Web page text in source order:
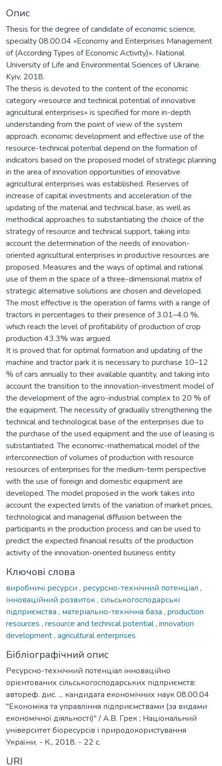
Опис
Thesis for the degree of candidate of economic science,
specialty 08.00.04 «Economy and Enterprises Management
of (According Types of Economic Activity)». National
University of Life and Environmental Sciences of Ukraine.
Kyiv, 2018.
The thesis is devoted to the content of the economic
category «resource and technical potential of innovative
agricultural enterprises» is specified for more in-depth
understanding from the point of view of the system
approach. economic development and effective use of the
resource-technical potential depend on the formation of
indicators based on the proposed model of strategic planning
in the area of innovation opportunities of innovative
agricultural enterprises was established. Reserves of
increase of capital investments and acceleration of the
updating of the material and technical base, as well as
methodical approaches to substantiating the choice of the
strategy of resource and technical support, taking into
account the determination of the needs of innovation-
oriented agricultural enterprises in productive resources are
proposed. Measures and the ways of optimal and rational
use of them in the space of a three-dimensional matrix of
strategic alternative solutions are chosen and developed.
The most effective is the operation of farms with a range of
tractors in percentages to their presence of 3.01–4.0 %,
which reach the level of profitability of production of crop
production 43.3% was argued.
It is proved that for optimal formation and updating of the
machine and tractor park it is necessary to purchase 10–12
% of cars annually to their available quantity, and taking into
account the transition to the innovation-investment model of
the development of the agro-industrial complex to 20 % of
the equipment. The necessity of gradually strengthening the
technical and technological base of the enterprises due to
the purchase of the used equipment and the use of leasing is
substantiated. The economic-mathematical model of the
interconnection of volumes of production with resource
resources of enterprises for the medium-term perspective
with the use of foreign and domestic equipment are
developed. The model proposed in the work takes into
account the expected limits of the variation of market prices,
technological and managerial diffusion between the
participants in the production process and can be used to
predict the expected financial results of the production
activity of the innovation-oriented business entity
Ключові слова
виробничі ресурси , ресурсно-технічний потенціал ,
інноваційний розвиток, сільськогосподарські
підприємства , матеріально-технічна база , production
resources , resource and technical potential, innovation
development, agricultural enterprises
Бібліографічний опис
Ресурсно-технічний потенціал інноваційно
орієнтованих сільськогосподарських підприємств:
автореф. дис. ... кандидата економічних наук 08.00.04
"Економіка та управління підприємствами (за видами
економічної діяльності)" / А.В. Грек ; Національний
університет біоресурсів і природокористування
України. - К., 2018. - 22 с.
URI